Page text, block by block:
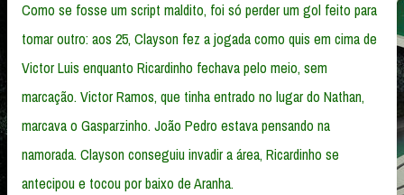
Como se fosse um script maldito, foi só perder um gol feito para
tomar outro: aos 25, Clayson fez a jogada como quis em cima de
Victor Luis enquanto Ricardinho fechava pelo meio, sem
marcação. Victor Ramos, que tinha entrado no lugar do Nathan,
marcava o Gasparzinho. João Pedro estava pensando na
namorada. Clayson conseguiu invadir a área, Ricardinho se
antecipou e tocou por baixo de Aranha.